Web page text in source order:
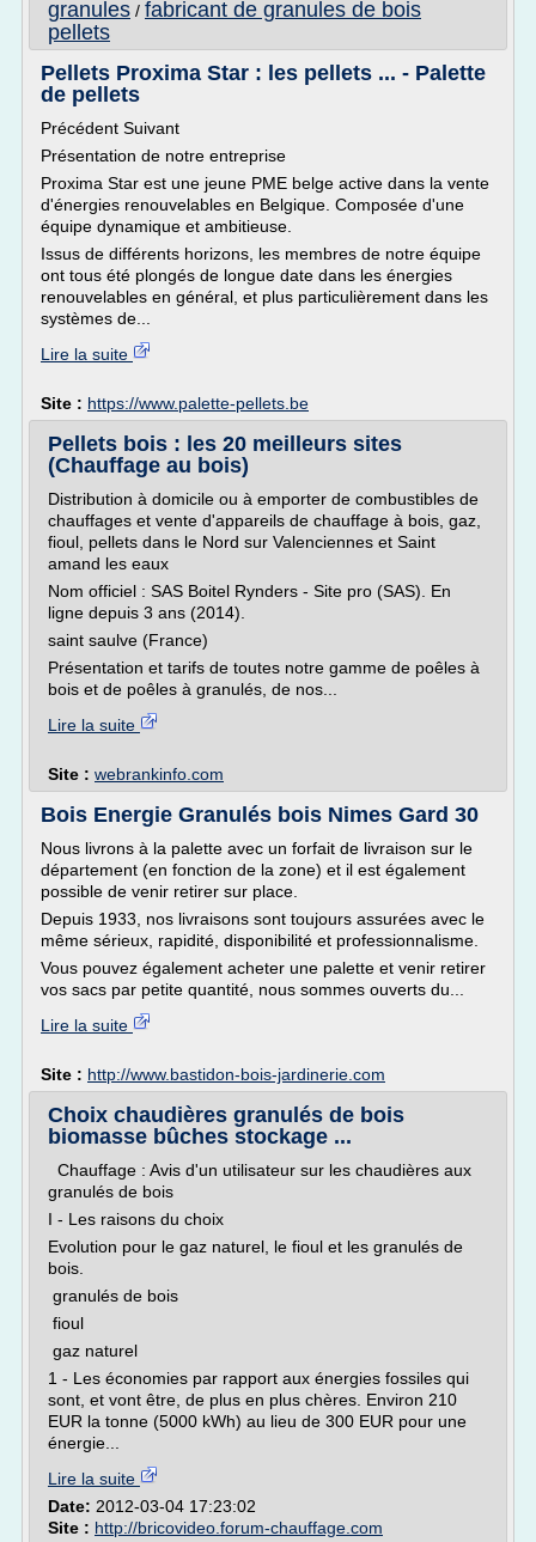
granules / fabricant de granules de bois
pellets
Pellets Proxima Star : les pellets ... - Palette
de pellets
Précédent Suivant
Présentation de notre entreprise
Proxima Star est une jeune PME belge active dans la vente
d'énergies renouvelables en Belgique. Composée d'une
équipe dynamique et ambitieuse.
Issus de différents horizons, les membres de notre équipe
ont tous été plongés de longue date dans les énergies
renouvelables en général, et plus particulièrement dans les
systèmes de...
Lire la suite
Site : https://www.palette-pellets.be
Pellets bois : les 20 meilleurs sites
(Chauffage au bois)
Distribution à domicile ou à emporter de combustibles de
chauffages et vente d'appareils de chauffage à bois, gaz,
fioul, pellets dans le Nord sur Valenciennes et Saint
amand les eaux
Nom officiel : SAS Boitel Rynders - Site pro (SAS). En
ligne depuis 3 ans (2014).
saint saulve (France)
Présentation et tarifs de toutes notre gamme de poêles à
bois et de poêles à granulés, de nos...
Lire la suite
Site : webrankinfo.com
Bois Energie Granulés bois Nimes Gard 30
Nous livrons à la palette avec un forfait de livraison sur le
département (en fonction de la zone) et il est également
possible de venir retirer sur place.
Depuis 1933, nos livraisons sont toujours assurées avec le
même sérieux, rapidité, disponibilité et professionnalisme.
Vous pouvez également acheter une palette et venir retirer
vos sacs par petite quantité, nous sommes ouverts du...
Lire la suite
Site : http://www.bastidon-bois-jardinerie.com
Choix chaudières granulés de bois
biomasse bûches stockage ...
Chauffage : Avis d'un utilisateur sur les chaudières aux
granulés de bois
I - Les raisons du choix
Evolution pour le gaz naturel, le fioul et les granulés de
bois.
granulés de bois
fioul
gaz naturel
1 - Les économies par rapport aux énergies fossiles qui
sont, et vont être, de plus en plus chères. Environ 210
EUR la tonne (5000 kWh) au lieu de 300 EUR pour une
énergie...
Lire la suite
Date: 2012-03-04 17:23:02
Site : http://bricovideo.forum-chauffage.com